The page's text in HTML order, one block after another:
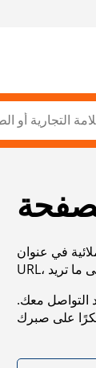
في عنوان
التواصل معك.